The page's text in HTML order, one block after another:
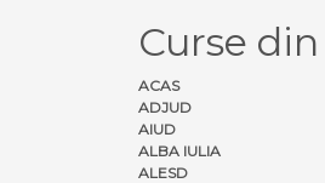
Curse
ACAS
ADJUD
AIUD
ALBA IULIA
ALESD